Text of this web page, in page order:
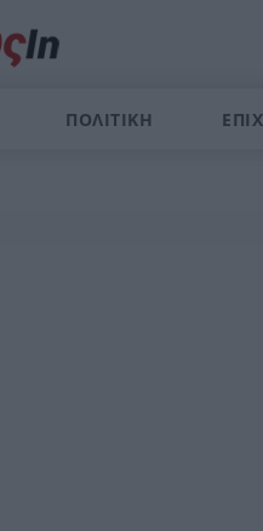
ΠΟΛΙΤΙΚΗ